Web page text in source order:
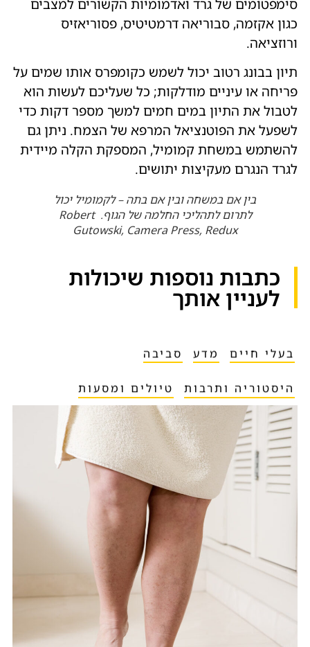
סימפטומים של גרד ואדמומיות הקשורים למצבים
כגון אקזמה, סבוריאה דרמטיטיס, פסוריאזיס
ורוזציאה.
תיון בבונג רטוב יכול לשמש כקומפרס אותו שמים על
פריחה או עיניים מודלקות; כל שעליכם לעשות הוא
לטבול את התיון במים חמים למשך מספר דקות כדי
לשפעל את הפוטנציאל המרפא של הצמח. ניתן גם
להשתמש במשחת קמומיל, המספקת הקלה מיידית
לגרד הנגרם מעקיצות יתושים.
בין אם במשחה ובין אם בתה – לקמומיל יכול
לתרום לתהליכי החלמה של הגוף. Robert
Gutowski, Camera Press, Redux
כתבות נוספות שיכולות
לעניין אותך​
בעלי חיים מדע סביבה
היסטוריה ותרבות טיולים ומסעות